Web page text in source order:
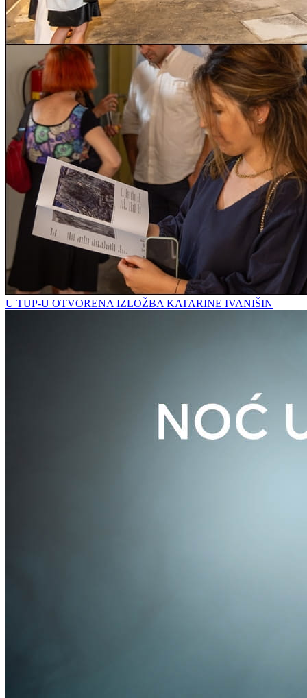
U TUP-U OTVORENA IZLOŽBA KATARINE IVANIŠIN